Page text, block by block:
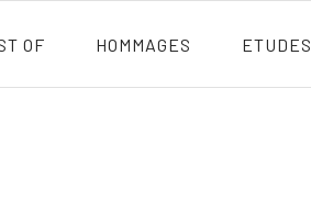
OF HOMMAGES ETUDES